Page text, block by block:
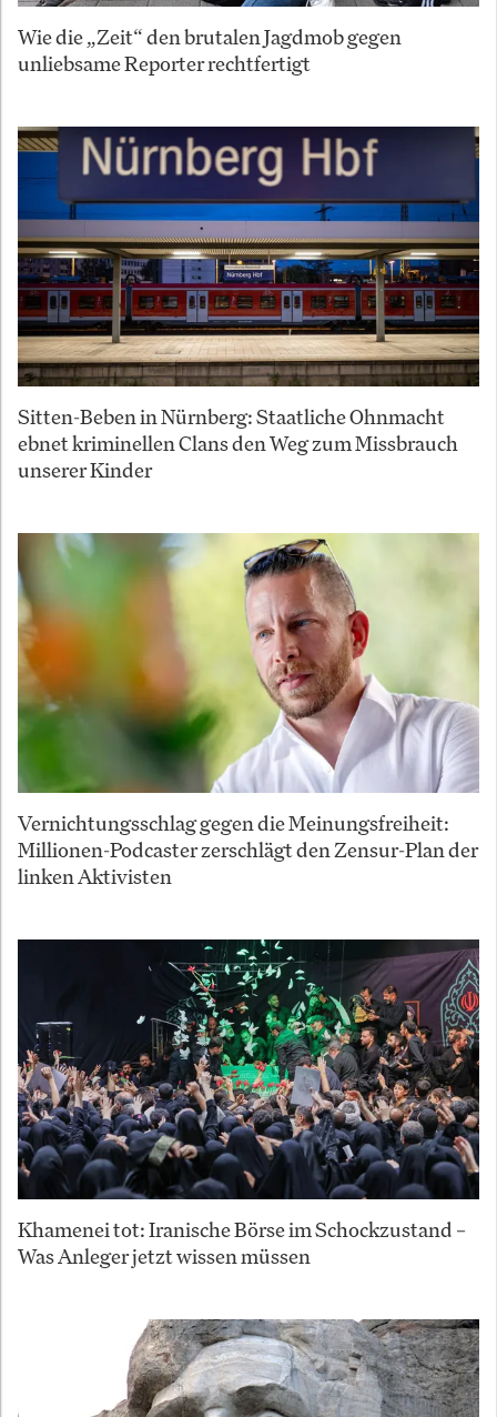
Wie die „Zeit“ den brutalen Jagdmob gegen
unliebsame Reporter rechtfertigt
Sitten-Beben in Nürnberg: Staatliche Ohnmacht
ebnet kriminellen Clans den Weg zum Missbrauch
unserer Kinder
Vernichtungsschlag gegen die Meinungsfreiheit:
Millionen-Podcaster zerschlägt den Zensur-Plan der
linken Aktivisten
Khamenei tot: Iranische Börse im Schockzustand –
Was Anleger jetzt wissen müssen